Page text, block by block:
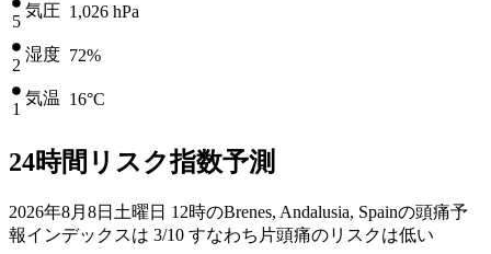
5
気圧 1,026 hPa
2
湿度 72%
1
気温 16°C
24時間リスク指数予測
2026年8月8日土曜日 12時のBrenes, Andalusia, Spainの頭痛予
報インデックスは 3/10 すなわち片頭痛のリスクは低い